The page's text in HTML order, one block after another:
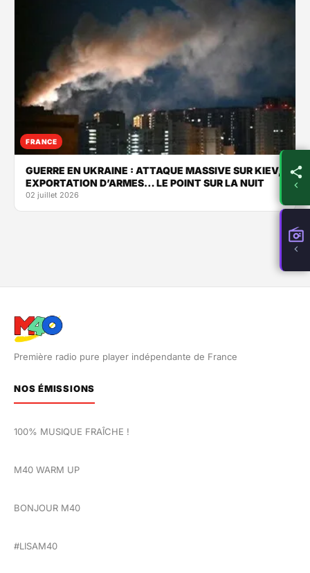
FRANCE
GUERRE EN UKRAINE : ATTAQUE MASSIVE SUR KIEV,
EXPORTATION D’ARMES… LE POINT SUR LA NUIT
02 juillet 2026
Première radio pure player indépendante de France
NOS ÉMISSIONS
100% MUSIQUE FRAÎCHE !
M40 WARM UP
BONJOUR M40
#LISAM40